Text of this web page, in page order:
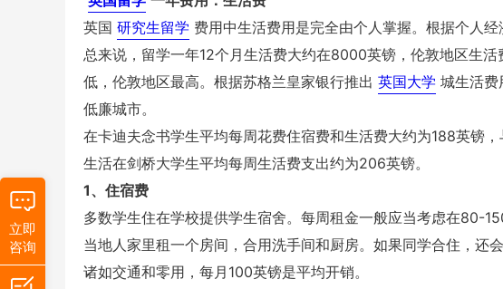
英国 研究生留学 费用中生活费用是完全由个人掌握。根据个人经
总来说，留学一年12个月生活费大约在8000英镑，伦敦地区生
低，伦敦地区最高。根据苏格兰皇家银行推出 英国大学 城生活费
低廉城市。
在卡迪夫念书学生平均每周花费住宿费和生活费大约为188英镑
生活在剑桥大学生平均每周生活费支出约为206英镑。
1、住宿费
多数学生住在学校提供学生宿舍。每周租金一般应当考虑在80-
当地人家里租一个房间，合用洗手间和厨房。如果同学合住，还
诸如交通和零用，每月100英镑是平均开销。
立即
咨询